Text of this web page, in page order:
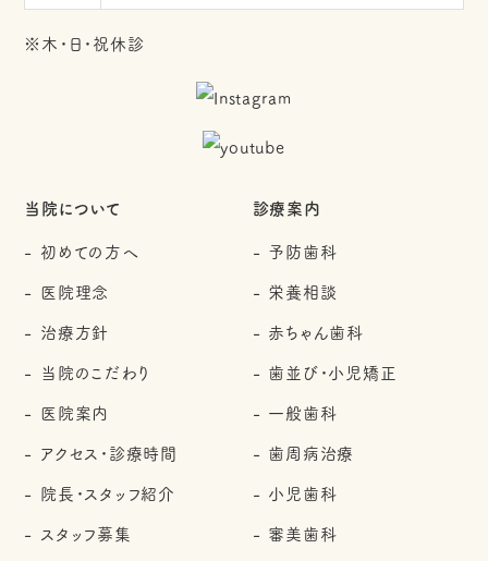
※木・日・祝休診
当院について
初めての方へ
医院理念
治療方針
当院のこだわり
医院案内
アクセス・診療時間
院長・スタッフ紹介
スタッフ募集
診療案内
予防歯科
栄養相談
赤ちゃん歯科
歯並び・小児矯正
一般歯科
歯周病治療
小児歯科
審美歯科